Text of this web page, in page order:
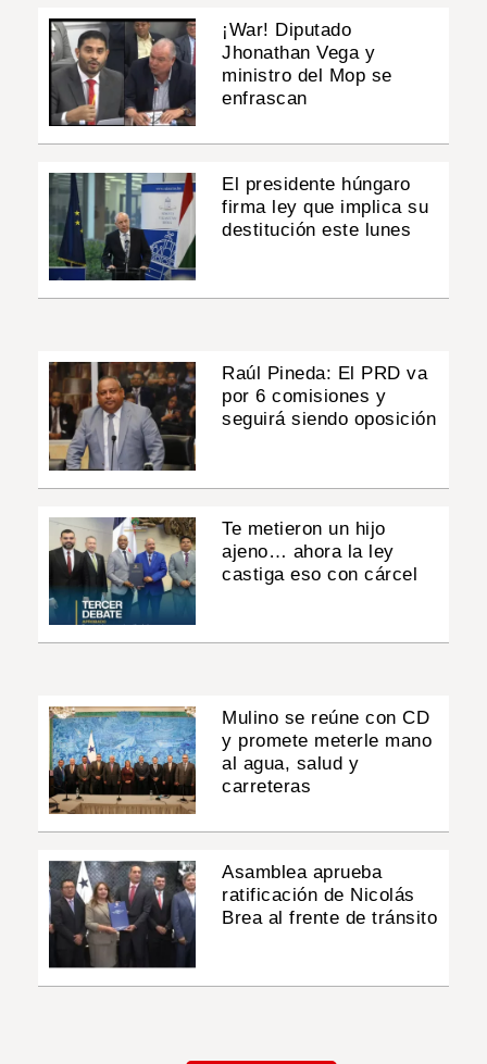
¡War! Diputado
Jhonathan Vega y
ministro del Mop se
enfrascan
El presidente húngaro
firma ley que implica su
destitución este lunes
Raúl Pineda: El PRD va
por 6 comisiones y
seguirá siendo oposición
Te metieron un hijo
ajeno… ahora la ley
castiga eso con cárcel
Mulino se reúne con CD
y promete meterle mano
al agua, salud y
carreteras
Asamblea aprueba
ratificación de Nicolás
Brea al frente de tránsito